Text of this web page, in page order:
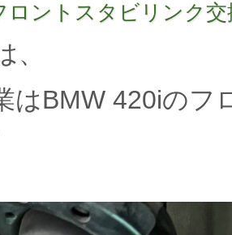
ロントスタビリンク交
、
はBMW 420iのフ